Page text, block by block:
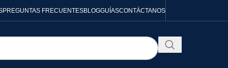
PREGUNTAS FRECUENTESBLOGGUÍASCONTÁCTANOS